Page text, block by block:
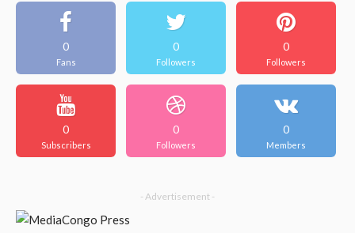
0
Fans
0
Followers
0
Followers
0
Subscribers
0
Followers
0
Members
- Advertisement -